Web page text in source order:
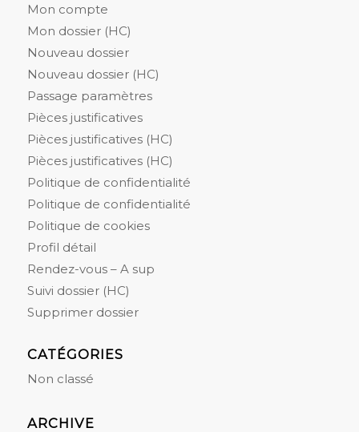
Mon compte
Mon dossier (HC)
Nouveau dossier
Nouveau dossier (HC)
Passage paramètres
Pièces justificatives
Pièces justificatives (HC)
Pièces justificatives (HC)
Politique de confidentialité
Politique de confidentialité
Politique de cookies
Profil détail
Rendez-vous – A sup
Suivi dossier (HC)
Supprimer dossier
CATÉGORIES
Non classé
ARCHIVE